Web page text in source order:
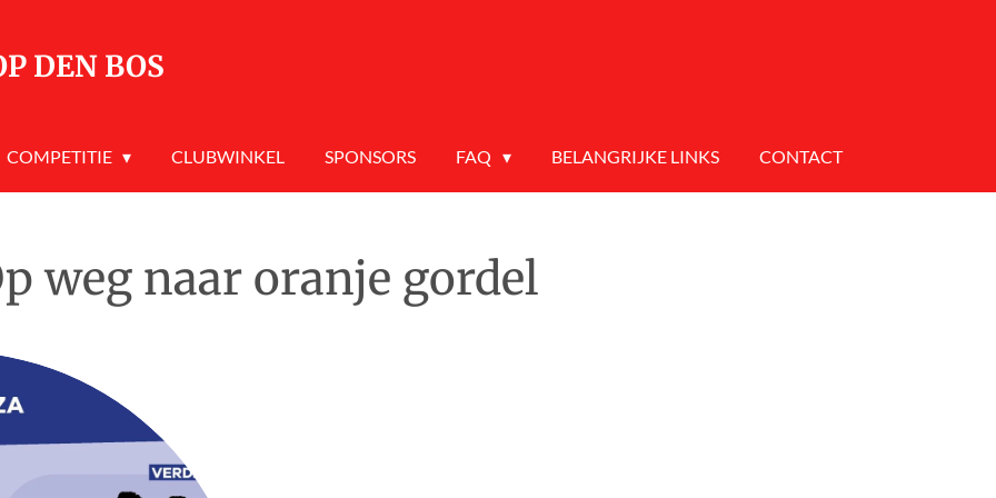
DEN BOS
COMPETITIE CLUBWINKEL SPONSORS FAQ BELANGRIJKE LINKS CONTACT
weg naar oranje gordel